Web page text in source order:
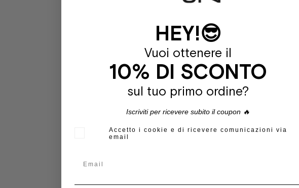
HEY!😎
Vuoi ottenere il
10% DI SCONTO
sul tuo primo ordine?
Iscriviti per ricevere subito il coupon 🔥
Accetto i cookie e di ricevere comunicazioni via
email